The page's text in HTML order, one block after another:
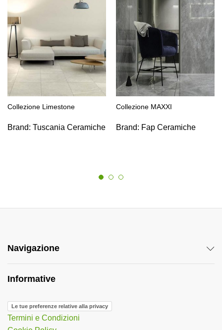
Collezione Limestone
Brand: Tuscania Ceramiche
Collezione MAXXI
Brand: Fap Ceramiche
Navigazione
Informative
Le tue preferenze relative alla privacy
Termini e Condizioni